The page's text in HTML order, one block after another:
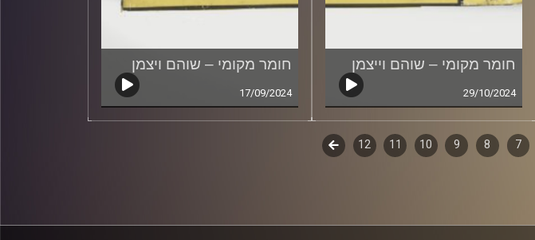
חומר מקומי – שוהם וייצמן
29/10/2024
חומר מקומי – שוהם ויצמן
17/09/2024
7
8
9
10
11
12
לשלב